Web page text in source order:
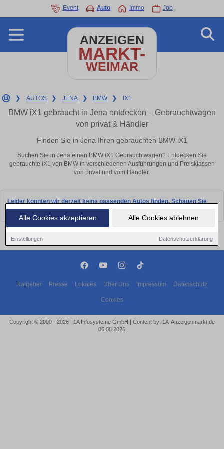
Alle Cookies akzeptieren Alle Cookies ablehnen
Einstellungen Datenschutzerklärung
Event Auto Immo Job
ANZEIGEN
MARKT-
WEIMAR
❯ AUTOS ❯ JENA ❯ BMW ❯ IX1
BMW iX1 gebraucht in Jena entdecken – Gebrauchtwagen
von privat & Händler
Finden Sie in Jena Ihren gebrauchten BMW iX1
Suchen Sie in Jena einen BMW iX1 Gebrauchtwagen? Entdecken Sie
gebrauchte iX1 von BMW in verschiedenen Ausführungen und Preisklassen
von privat und vom Händler.
Leider konnten wir derzeit keine passenden Autos finden. Schauen Sie
bald wieder vorbei!
Ratgeber Presse Lokales Über Uns Impressum Datenschutz
Cookies
Copyright © 2000 - 2026 | 1A Infosysteme GmbH | Content by: 1A-Anzeigenmarkt.de
06.08.2026